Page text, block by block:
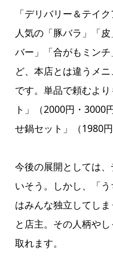
「デリバリー＆テイ
人気の「豚バラ」「
バー」「合がもミン
ど、本店とは違うメ
です。単品で頼むよ
ト」（2000円・3000
せ鍋セット」（1980円
今後の展開としては
いそう。しかし、「
はみんな独立してし
と店主。その人柄や
取れます。